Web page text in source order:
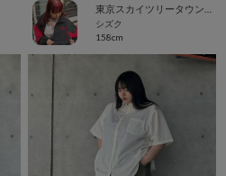
シズク
158cm